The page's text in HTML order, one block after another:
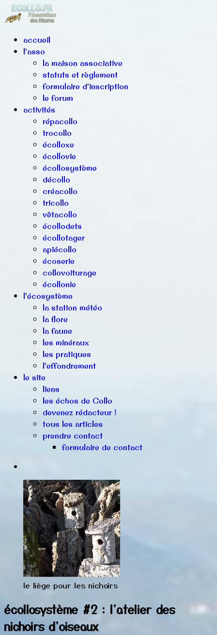
accueil
l'asso
la maison associative
statuts et règlement
formulaire d'inscription
le forum
activités
répacollo
trocollo
écolloxe
écollovie
écollosystème
décollo
créacollo
tricollo
vêtacollo
écollodets
écollotager
apiécollo
écoserie
collovoiturage
écollonie
l'écosystème
la station météo
la flore
la faune
les minéraux
les pratiques
l'effondrement
le site
liens
les échos de Collo
devenez rédacteur !
tous les articles
prendre contact
formulaire de contact
le liège pour les nichoirs
écollosystème #2 : l'atelier des
nichoirs d'oiseaux